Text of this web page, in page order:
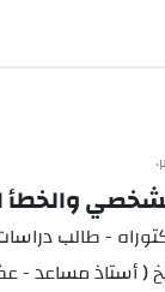
الشخصي
- طالب
( أستاذ مساعد -